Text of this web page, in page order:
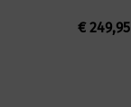
€249,95